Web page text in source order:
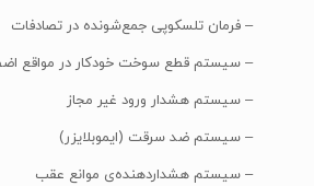
– فرمان تلسکوپی جمع‌شونده در تصادفات
– سیستم قطع سوخت خودکار در مواقع
– سیستم هشدار ورود غیر مجاز
– سیستم ضد سرقت (ایموبلایزر)
– سیستم هشداردهنده‌ی موانع عقب